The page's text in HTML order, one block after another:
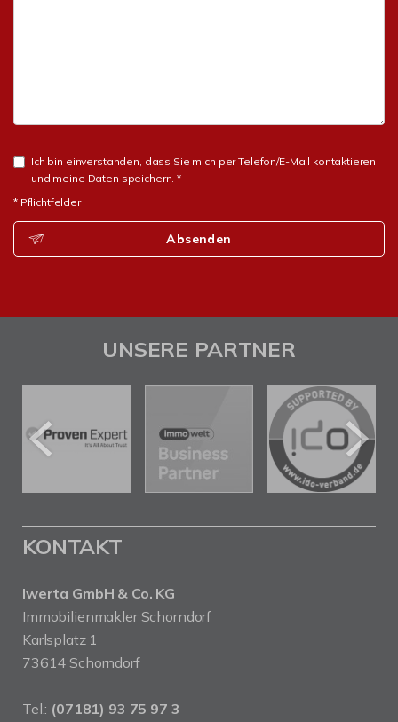
Ich bin einverstanden, dass Sie mich per Telefon/E-Mail kontaktieren
und meine Daten speichern. *
* Pflichtfelder
Absenden
UNSERE PARTNER
KONTAKT
Iwerta GmbH & Co. KG
Immobilienmakler Schorndorf
Karlsplatz 1
73614 Schorndorf
Tel.: (07181) 93 75 97 3